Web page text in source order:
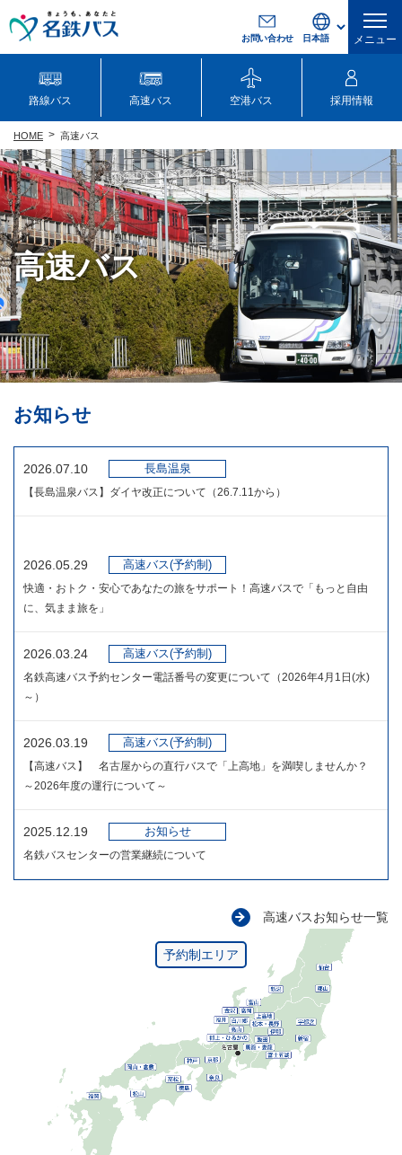
お問い合わせ メニュー
路線バス 高速バス 空港バス 採用情報
高速バス
HOME 高速バス
お知らせ
2026.07.10 長島温泉
【長島温泉バス】ダイヤ改正について（26.7.11から）
2026.05.29 高速バス(予約制)
快適・おトク・安心であなたの旅をサポート！高速バスで「もっと自由
に、気まま旅を」
2026.03.24 高速バス(予約制)
名鉄高速バス予約センター電話番号の変更について（2026年4月1日(水)
～）
2026.03.19 高速バス(予約制)
【高速バス】 名古屋からの直行バスで「上高地」を満喫しませんか？
～2026年度の運行について～
2025.12.19 お知らせ
名鉄バスセンターの営業継続について
高速バスお知らせ一覧
予約制エリア